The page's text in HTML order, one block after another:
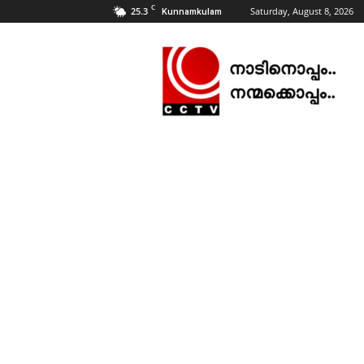
25.3 C Kunnamkulam Saturday, August 8, 2026
NEWS
|
KUNNAMKULAM